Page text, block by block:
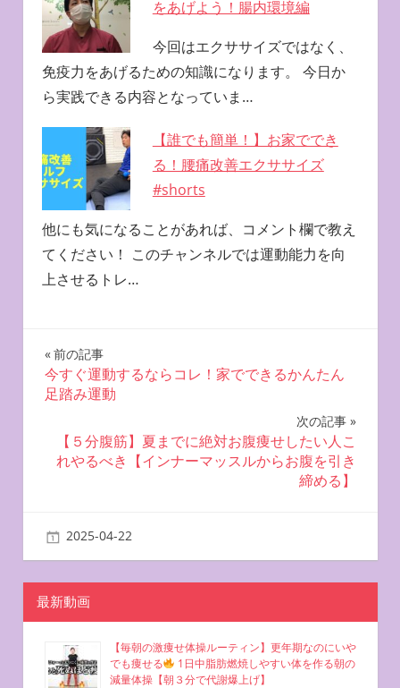
をあげよう！腸内環境編
今回はエクササイズではなく、
免疫力をあげるための知識になります。 今日か
ら実践できる内容となっていま…
【誰でも簡単！】お家ででき
る！腰痛改善エクササイズ
#shorts
他にも気になることがあれば、コメント欄で教え
てください！ このチャンネルでは運動能力を向
上させるトレ…
投
稿
ナ
ビ
ー
シ
ョ
ン
前の記事
今すぐ運動するならコレ！家でできるかんたん
足踏み運動
次の記事
【５分腹筋】夏までに絶対お腹痩せしたい人こ
れやるべき【インナーマッスルからお腹を引き
締める】
2025-04-22
最新動画
【毎朝の激痩せ体操ルーティン】更年期なのにいや
でも痩せる
1日中脂肪燃焼しやすい体を作る朝の
減量体操【朝３分で代謝爆上げ】